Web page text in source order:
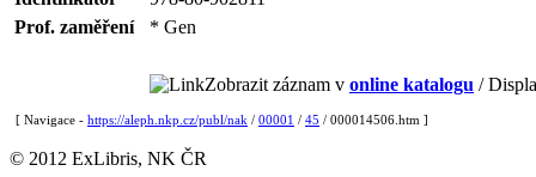
Prof. zaměření
* Gen
Zobrazit záznam v online katalogu /
[ Navigace - https://aleph.nkp.cz/publ/nak / 00001 / 45 / 000014506.htm ]
© 2012 ExLibris, NK ČR